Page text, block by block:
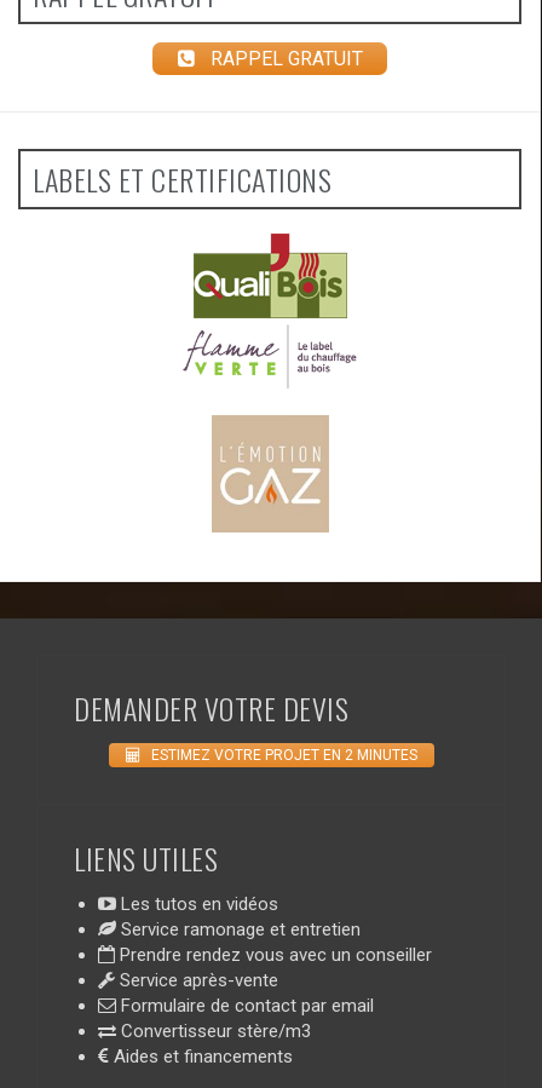
RAPPEL GRATUIT
LABELS ET CERTIFICATIONS
DEMANDER VOTRE DEVIS
ESTIMEZ VOTRE PROJET EN 2 MINUTES
LIENS UTILES
Les tutos en vidéos
Service ramonage et entretien
Prendre rendez vous avec un conseiller
Service après-vente
Formulaire de contact par email
Convertisseur stère/m3
Aides et financements